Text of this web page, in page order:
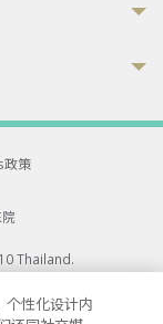
策
Thailand.
个性化设计内